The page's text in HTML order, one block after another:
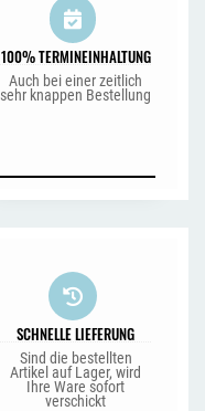
100% TERMINEINHALTUNG
Auch bei einer zeitlich
sehr knappen Bestellung
SCHNELLE LIEFERUNG
Sind die bestellten
Artikel auf Lager, wird
Ihre Ware sofort
verschickt